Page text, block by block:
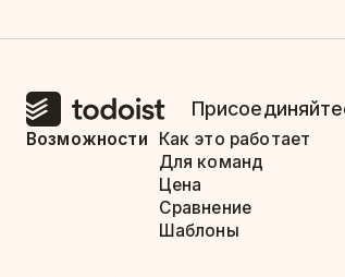
Возможности
Как это работает
Для команд
Цена
Сравнение
Шаблоны